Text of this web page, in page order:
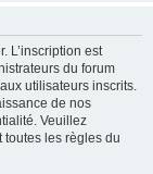
L’inscription est
du forum
utilisateurs inscrits.
de nos
Veuillez
les règles du